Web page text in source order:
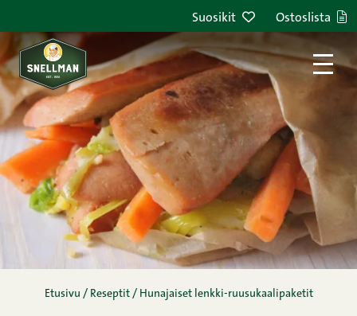
Suosikit Ostoslista
Etusivu / Reseptit / Hunajaiset lenkki-ruusukaalipaketit